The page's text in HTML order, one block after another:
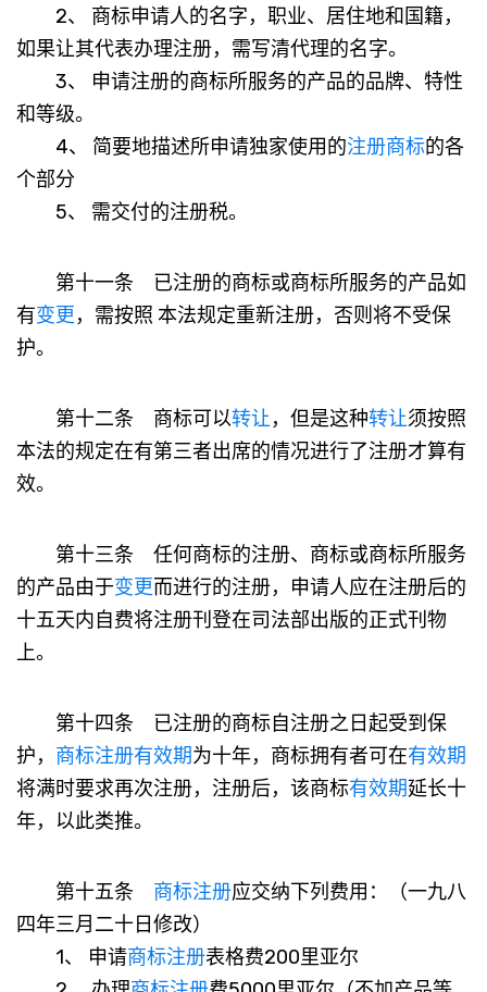
2、 商标申请人的名字，职业、居住地和国籍，
如果让其代表办理注册，需写清代理的名字。
3、 申请注册的商标所服务的产品的品牌、特性
和等级。
4、 简要地描述所申请独家使用的注册商标的各
个部分
5、 需交付的注册税。
第十一条 已注册的商标或商标所服务的产品如
有变更，需按照 本法规定重新注册，否则将不受保
护。
第十二条 商标可以转让，但是这种转让须按照
本法的规定在有第三者出席的情况进行了注册才算有
效。
第十三条 任何商标的注册、商标或商标所服务
的产品由于变更而进行的注册，申请人应在注册后的
十五天内自费将注册刊登在司法部出版的正式刊物
上。
第十四条 已注册的商标自注册之日起受到保
护， 商标注册有效期为十年，商标拥有者可在有效期
将满时要求再次注册，注册后，该商标有效期延长十
年，以此类推。
第十五条 商标注册应交纳下列费用：（一九八
四年三月二十日修改）
1、 申请商标注册表格费200里亚尔